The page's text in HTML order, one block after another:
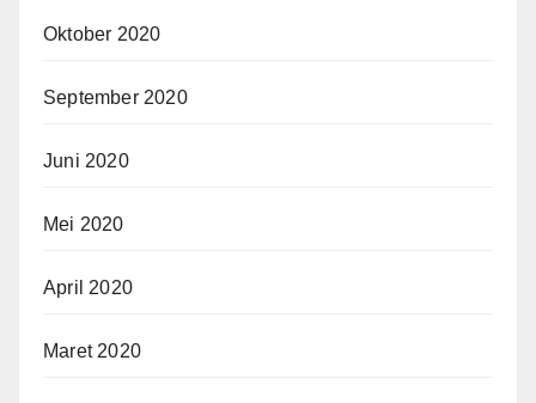
Oktober 2020
September 2020
Juni 2020
Mei 2020
April 2020
Maret 2020